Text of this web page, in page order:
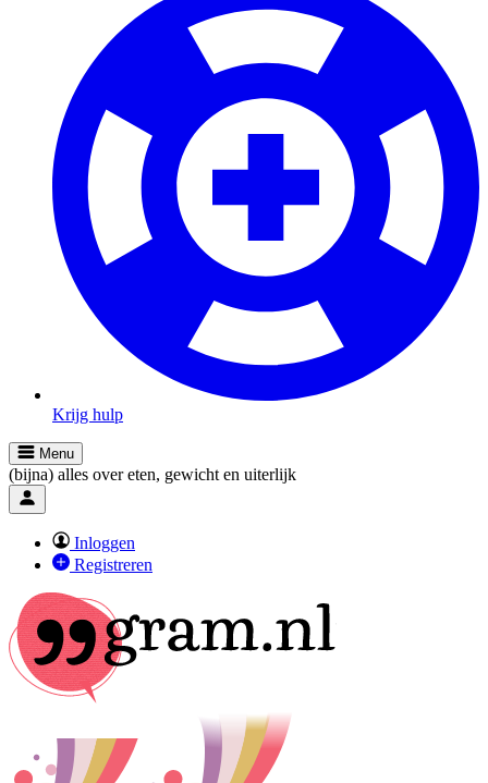
Krijg hulp
Menu
(bijna) alles over eten, gewicht en uiterlijk
Inloggen
Registreren